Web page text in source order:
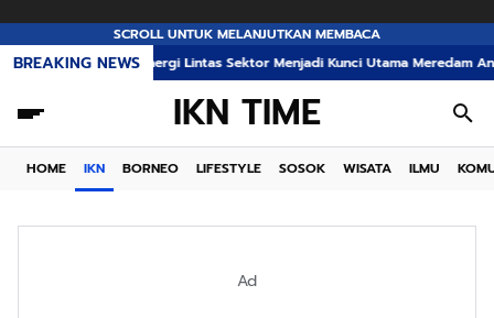
SCROLL UNTUK MELANJUTKAN MEMBACA
BREAKING NEWS
Lintas Sektor Menjadi Kunci Utama Meredam Ancaman Kebakaran
IKN TIME
HOME IKN BORNEO LIFESTYLE SOSOK WISATA ILMU
Ad